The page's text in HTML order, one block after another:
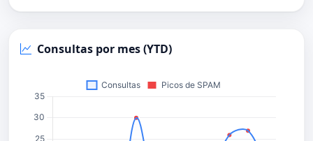
Consultas por mes (YTD)